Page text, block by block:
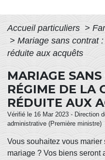
Accueil particuliers >
> Mariage sans contrat
réduite aux acquêts
MARIAGE
RÉGIME DE LA
RÉDUITE AUX
Vérifié le 16 Mar 2023 - Direction
administrative (Première ministre)
Vous souhaitez vous
mariage ? Vos biens seront